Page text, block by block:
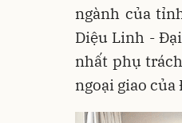
ngành của
Diệu Linh -
nhất phụ
ngoại giao của